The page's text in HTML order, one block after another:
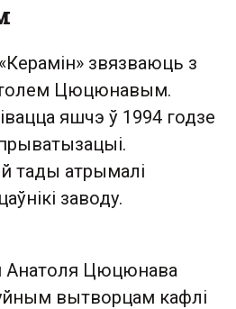
звязваюць з
Цюцюнавым.
яшчэ ў 1994 годзе
тады атрымалі
заводу.
Анатоля Цюцюнава
вытворцам кафлі